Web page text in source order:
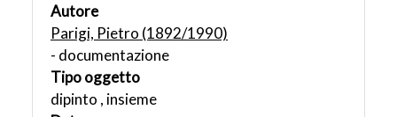
Autore
Parigi, Pietro (1892/1990)
- documentazione
Tipo oggetto
dipinto , insieme